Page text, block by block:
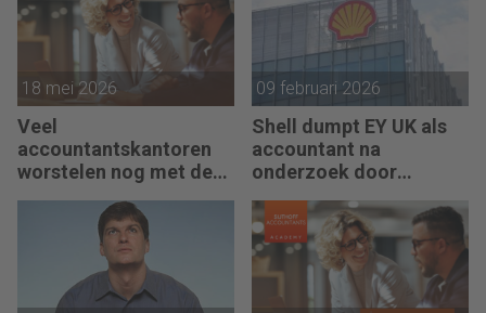
18 mei 2026
Veel
accountantskantoren
worstelen nog met de
NVKM: waar begin je?
09 februari 2026
Shell dumpt EY UK als
accountant na
onderzoek door
waakhond